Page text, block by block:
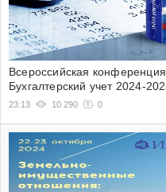
Всероссийская
Бухгалтерский учет 2024-
23:13 10 290 0